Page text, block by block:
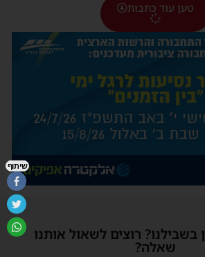
טען עוד כתבות
בשבילנו? רוצים לשאול אותנו
שאלה?
שיתוף